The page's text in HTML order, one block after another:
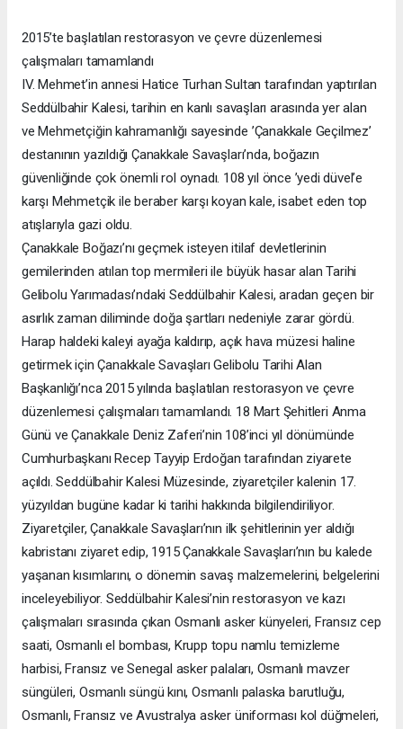
2015’te başlatılan restorasyon ve çevre düzenlemesi
çalışmaları tamamlandı
IV. Mehmet’in annesi Hatice Turhan Sultan tarafından yaptırılan
Seddülbahir Kalesi, tarihin en kanlı savaşları arasında yer alan
ve Mehmetçiğin kahramanlığı sayesinde ’Çanakkale Geçilmez’
destanının yazıldığı Çanakkale Savaşları’nda, boğazın
güvenliğinde çok önemli rol oynadı. 108 yıl önce ’yedi düvel’e
karşı Mehmetçik ile beraber karşı koyan kale, isabet eden top
atışlarıyla gazi oldu.
Çanakkale Boğazı’nı geçmek isteyen itilaf devletlerinin
gemilerinden atılan top mermileri ile büyük hasar alan Tarihi
Gelibolu Yarımadası’ndaki Seddülbahir Kalesi, aradan geçen bir
asırlık zaman diliminde doğa şartları nedeniyle zarar gördü.
Harap haldeki kaleyi ayağa kaldırıp, açık hava müzesi haline
getirmek için Çanakkale Savaşları Gelibolu Tarihi Alan
Başkanlığı’nca 2015 yılında başlatılan restorasyon ve çevre
düzenlemesi çalışmaları tamamlandı. 18 Mart Şehitleri Anma
Günü ve Çanakkale Deniz Zaferi’nin 108’inci yıl dönümünde
Cumhurbaşkanı Recep Tayyip Erdoğan tarafından ziyarete
açıldı. Seddülbahir Kalesi Müzesinde, ziyaretçiler kalenin 17.
yüzyıldan bugüne kadar ki tarihi hakkında bilgilendiriliyor.
Ziyaretçiler, Çanakkale Savaşları’nın ilk şehitlerinin yer aldığı
kabristanı ziyaret edip, 1915 Çanakkale Savaşları’nın bu kalede
yaşanan kısımlarını, o dönemin savaş malzemelerini, belgelerini
inceleyebiliyor. Seddülbahir Kalesi’nin restorasyon ve kazı
çalışmaları sırasında çıkan Osmanlı asker künyeleri, Fransız cep
saati, Osmanlı el bombası, Krupp topu namlu temizleme
harbisi, Fransız ve Senegal asker palaları, Osmanlı mavzer
süngüleri, Osmanlı süngü kını, Osmanlı palaska barutluğu,
Osmanlı, Fransız ve Avustralya asker üniforması kol düğmeleri,